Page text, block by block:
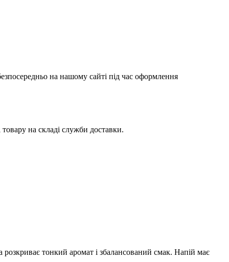
на нашому сайті під час оформлення
на складі служби доставки.
розкриває тонкий аромат і збалансований смак. Напій має